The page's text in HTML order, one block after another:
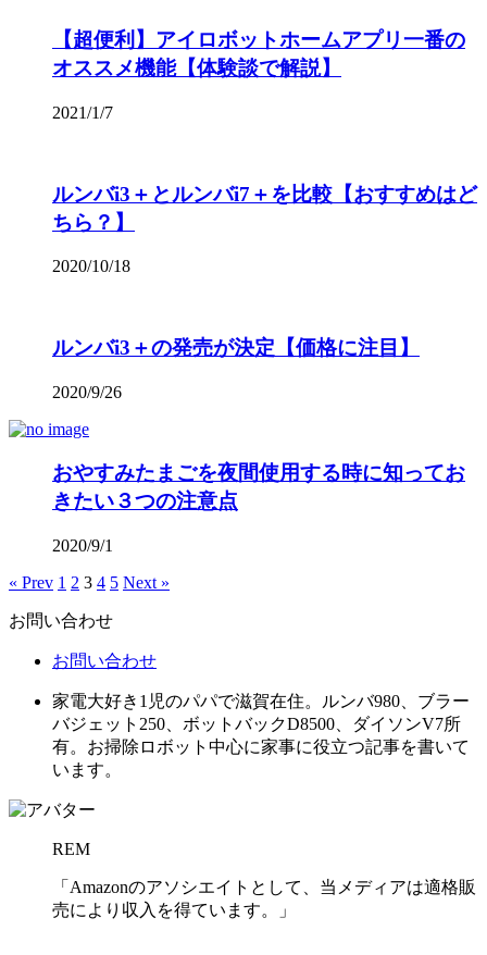
【超便利】アイロボットホームアプリ一番の
オススメ機能【体験談で解説】
2021/1/7
ルンバi3＋とルンバi7＋を比較【おすすめはど
ちら？】
2020/10/18
ルンバi3＋の発売が決定【価格に注目】
2020/9/26
おやすみたまごを夜間使用する時に知ってお
きたい３つの注意点
2020/9/1
« Prev 1 2 3 4 5 Next »
お問い合わせ
お問い合わせ
家電大好き1児のパパで滋賀在住。ルンバ980、ブラー
バジェット250、ボットバックD8500、ダイソンV7所
有。お掃除ロボット中心に家事に役立つ記事を書いて
います。
REM
「Amazonのアソシエイトとして、当メディアは適格販
売により収入を得ています。」